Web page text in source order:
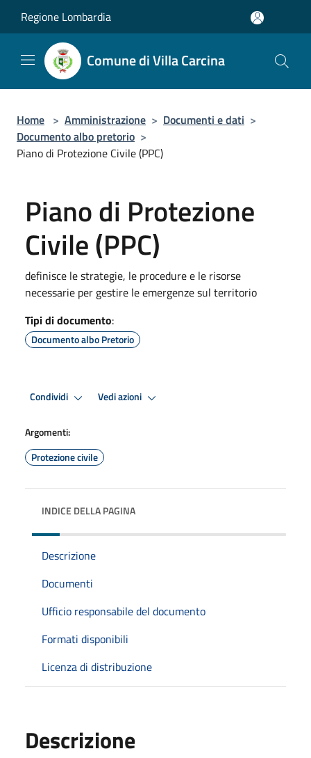
Regione Lombardia
Comune di Villa Carcina
Home > Amministrazione > Documenti e dati >
Documento albo pretorio >
Piano di Protezione Civile (PPC)
Piano di Protezione
Civile (PPC)
definisce le strategie, le procedure e le risorse
necessarie per gestire le emergenze sul territorio
Tipi di documento:
Documento albo Pretorio
Condividi Vedi azioni
Argomenti:
Protezione civile
INDICE DELLA PAGINA
Descrizione
Documenti
Ufficio responsabile del documento
Formati disponibili
Licenza di distribuzione
Descrizione